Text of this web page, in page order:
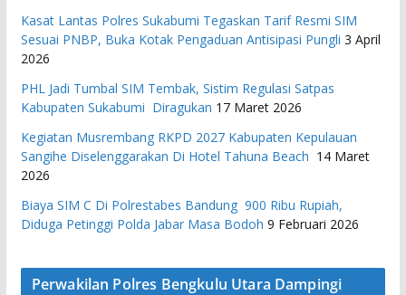
Kasat Lantas Polres Sukabumi Tegaskan Tarif Resmi SIM
Sesuai PNBP, Buka Kotak Pengaduan Antisipasi Pungli 3 April
2026
PHL Jadi Tumbal SIM Tembak, Sistim Regulasi Satpas
Kabupaten Sukabumi Diragukan 17 Maret 2026
Kegiatan Musrembang RKPD 2027 ​Kabupaten Kepulauan
Sangihe Diselenggarakan Di Hotel Tahuna Beach 14 Maret
2026
Biaya SIM C Di Polrestabes Bandung 900 Ribu Rupiah,
Diduga Petinggi Polda Jabar Masa Bodoh 9 Februari 2026
Perwakilan Polres Bengkulu Utara Dampingi